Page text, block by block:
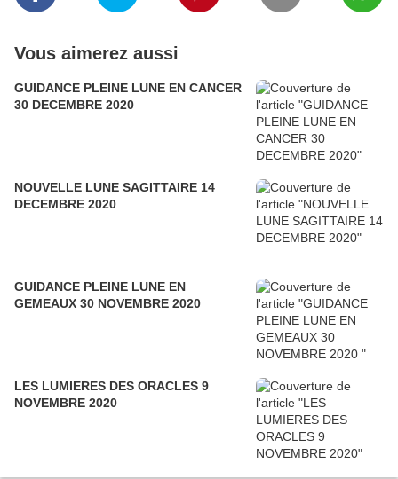
Vous aimerez aussi
GUIDANCE PLEINE LUNE EN CANCER
30 DECEMBRE 2020
NOUVELLE LUNE SAGITTAIRE 14
DECEMBRE 2020
GUIDANCE PLEINE LUNE EN
GEMEAUX 30 NOVEMBRE 2020
LES LUMIERES DES ORACLES 9
NOVEMBRE 2020